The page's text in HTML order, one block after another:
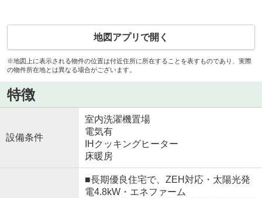
地図アプリで開く
※地図上に表示される物件の位置は付近住所に所在することを表すものであり、実際
の物件所在地とは異なる場合がございます。
特徴
設備条件
室内洗濯機置場
電気有
IHクッキングヒーター
床暖房
■長期優良住宅で、ZEH対応・太陽光発
電4.8kW・エネファーム